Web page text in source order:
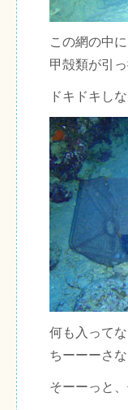
この網の中
甲殻類が引
ドキドキし
何も入って
ちーーーさ
そーーっと